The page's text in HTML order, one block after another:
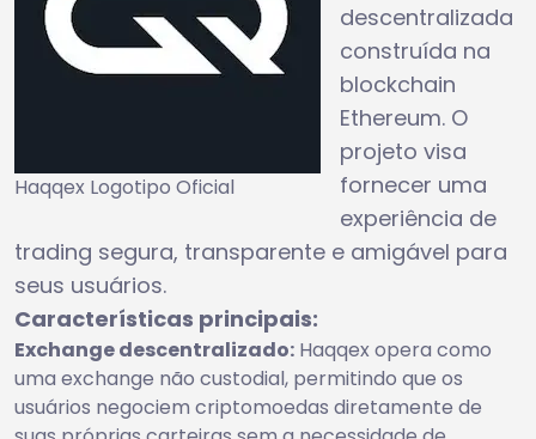
Haqqex Logotipo Oficial
descentralizada
construída na
blockchain
Ethereum. O
projeto visa
fornecer uma
experiência de
trading segura, transparente e amigável para
seus usuários.
Características principais:
Exchange descentralizado: Haqqex opera como
uma exchange não custodial, permitindo que os
usuários negociem criptomoedas diretamente de